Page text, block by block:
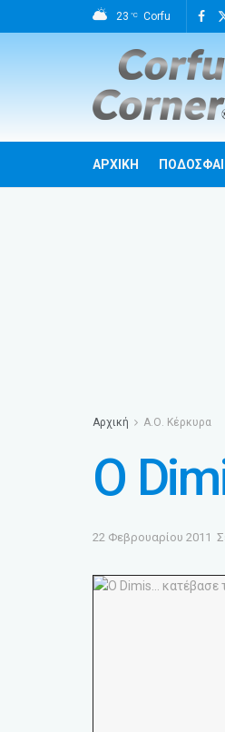
23 °C Corfu
ΑΡΧΙΚΗ
Αρχική Α.Ο. Κέρκυρα
Ο
22 Φεβρουαρίου 2011